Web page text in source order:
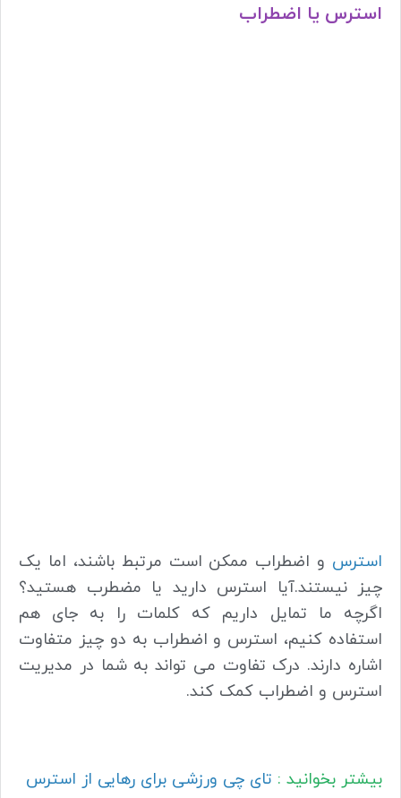
استرس یا اضطراب
استرس و اضطراب ممکن است مرتبط باشند، اما یک
چیز نیستند.آیا استرس دارید یا مضطرب هستید؟
اگرچه ما تمایل داریم که کلمات را به جای هم
استفاده کنیم، استرس و اضطراب به دو چیز متفاوت
اشاره دارند. درک تفاوت می تواند به شما در مدیریت
استرس و اضطراب کمک کند.
بیشتر بخوانید : تای چی ورزشی برای رهایی از استرس